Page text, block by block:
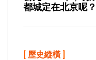
都城定在北京呢？
[ 歷史縱橫 ]